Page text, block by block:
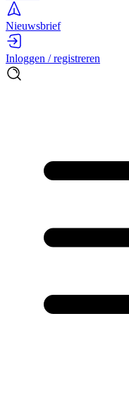
Nieuwsbrief
Inloggen / registreren